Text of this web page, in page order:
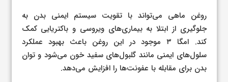
روغن ماهی می‌تواند با تقویت سیستم ایمنی بدن به
جلوگیری از ابتلا به بیماری‌های ویروسی و باکتریایی کمک
کند. امگا ۳ موجود در این روغن باعث بهبود عملکرد
سلول‌های ایمنی مانند گلبول‌های سفید خون می‌شود و توان
بدن برای مقابله با عفونت‌ها را افزایش می‌دهد.